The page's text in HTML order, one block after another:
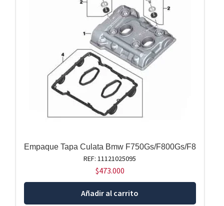
Empaque Tapa Culata Bmw F750Gs/F800Gs/F8
REF: 11121025095
$473.000
Añadir al carrito